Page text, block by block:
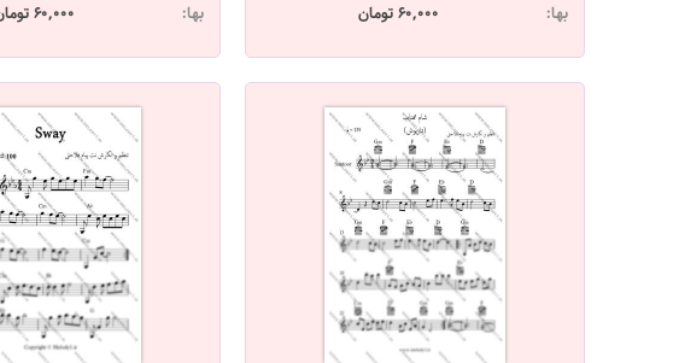
بها:
60,000 تومان
بها:
60,000 تومان